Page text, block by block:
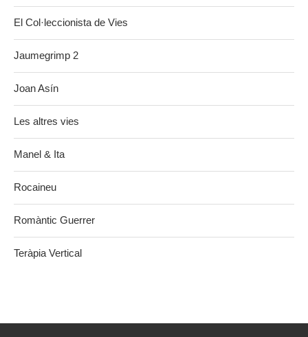
El Col·leccionista de Vies
Jaumegrimp 2
Joan Asín
Les altres vies
Manel & Ita
Rocaineu
Romàntic Guerrer
Teràpia Vertical